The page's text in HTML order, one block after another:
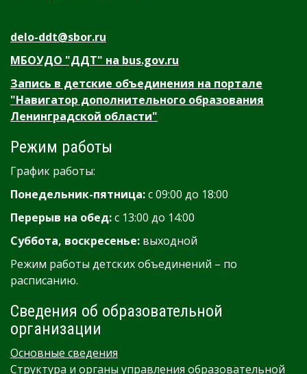
delo-ddt@sbor.ru
МБОУДО "ДДТ" на bus.gov.ru
Запись в детские объединения на портале
"Навигатор дополнительного образования
Ленинградской области"
Режим работы
График работы:
Понедельник-пятница:с 09:00 до 18:00
Перерыв на обед:с 13:00 до 14:00
Суббота, воскресенье: выходной
Режим работы детских объединений – по
расписанию.
Сведения об образовательной
организации
Основные сведения
Структура и органы управления образовательной